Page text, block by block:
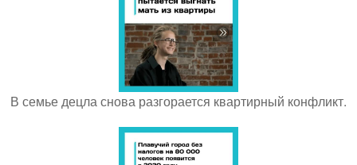
В семье децла снова разгорается квартирный конфликт.